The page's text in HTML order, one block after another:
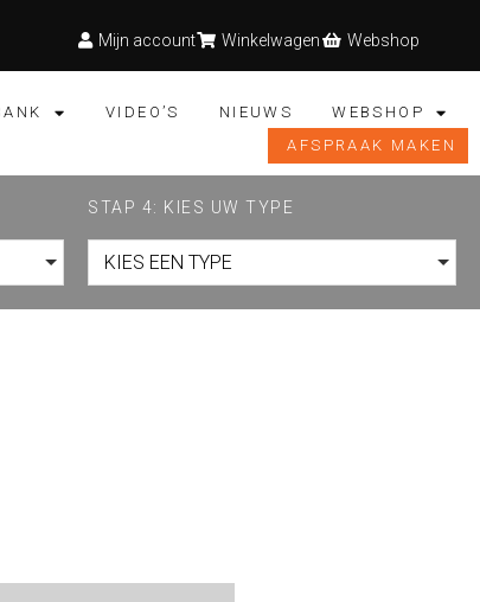
Mijn account Winkelwagen Webshop
VIDEO’S NIEUWS
WEBSHOP
AFSPRAAK MAKEN
STAP 4: KIES UW TYPE
KIES EEN TYPE